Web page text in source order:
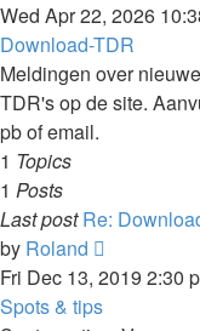
the
latest
post
Wed Apr 22, 2026
Download-TDR
Meldingen over
TDR's op de site.
pb of email.
1 Topics
1 Posts
Last post Re:
by Roland
the
Fri Dec 13, 2019 2:30
Spots & tips